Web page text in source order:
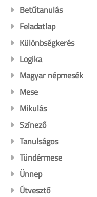
Betűtanulás
Feladatlap
Különbségkerés
Logika
Magyar népmesék
Mese
Mikulás
Színező
Tanulságos
Tündérmese
Ünnep
Útvesztő